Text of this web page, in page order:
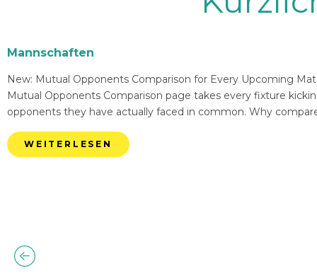
Mannschaften
New: Mutual Opponents Comparison for Every Upcoming
Mutual Opponents Comparison page takes every fixture
opponents they have actually faced in common. Why
WEITERLESEN